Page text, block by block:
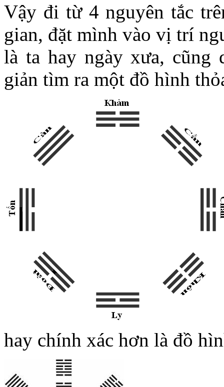
Vậy đi từ 4 nguyên tắc
gian, đặt mình vào vị trí
là ta hay ngày xưa, cũng
giản tìm ra một đồ hình
hay chính xác hơn là đồ